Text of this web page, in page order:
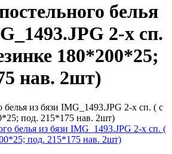
белья
2-х сп.
180*200*25;
нав. 2шт)
белья из бязи IMG_1493.JPG 2-х сп. ( с
под. 215*175 нав. 2шт)